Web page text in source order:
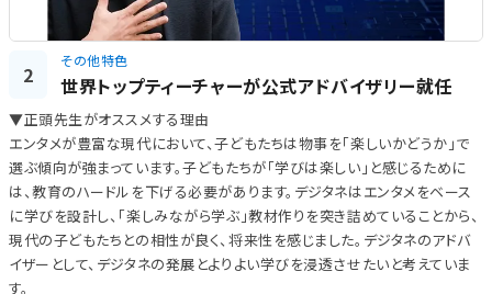
2
その他特色
世界トップティーチャーが公式アドバイザリー就任
▼正頭先生がオススメする理由
エンタメが豊富な現代において、子どもたちは物事を「楽しいかどうか」で
選ぶ傾向が強まっています。子どもたちが「学びは楽しい」と感じるために
は、教育のハードルを下げる必要があります。デジタネはエンタメをベース
に学びを設計し、「楽しみながら学ぶ」教材作りを突き詰めていることから、
現代の子どもたちとの相性が良く、将来性を感じました。デジタネのアドバ
イザーとして、デジタネの発展とよりよい学びを浸透させたいと考えていま
す。